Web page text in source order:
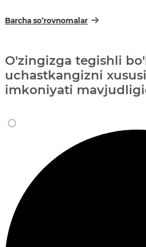
Barcha so‘rovnomalar
O'zingizga tegishli
uchastkangizni
imkoniyati